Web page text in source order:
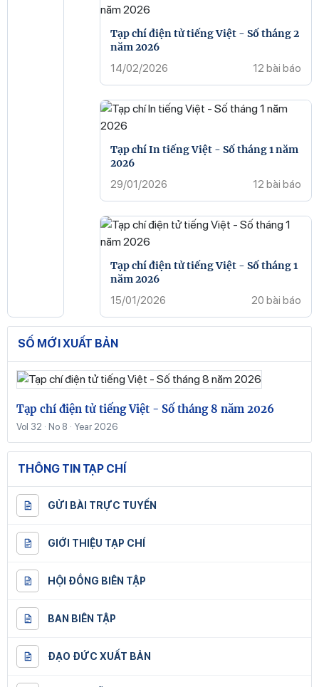
Tạp chí điện tử tiếng Việt - Số tháng 2
năm 2026
14/02/2026
12 bài báo
Tạp chí In tiếng Việt - Số tháng 1 năm
2026
29/01/2026
12 bài báo
Tạp chí điện tử tiếng Việt - Số tháng 1
năm 2026
15/01/2026
20 bài báo
SỐ MỚI XUẤT BẢN
Tạp chí điện tử tiếng Việt - Số tháng 8 năm 2026
Vol 32 · No 8 · Year 2026
THÔNG TIN TẠP CHÍ
GỬI BÀI TRỰC TUYẾN
GIỚI THIỆU TẠP CHÍ
HỘI ĐỒNG BIÊN TẬP
BAN BIÊN TẬP
ĐẠO ĐỨC XUẤT BẢN